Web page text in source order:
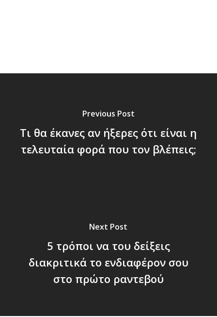
Previous Post
Τι θα έκανες αν ήξερες ότι είναι η
τελευταία φορά που τον βλέπεις;
Next Post
5 τρόποι να του δείξεις
διακριτικά το ενδιαφέρον σου
στο πρώτο ραντεβού